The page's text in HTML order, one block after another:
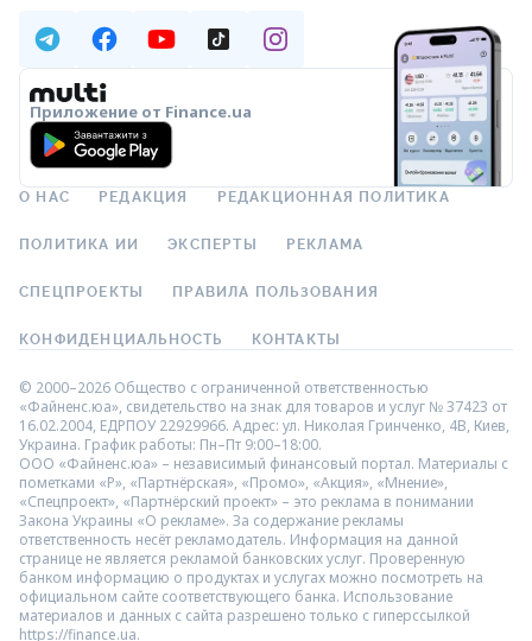
Приложение от Finance.ua
О НАС РЕДАКЦИЯ РЕДАКЦИОННАЯ ПОЛИТИКА
ПОЛИТИКА ИИ ЭКСПЕРТЫ РЕКЛАМА
СПЕЦПРОЕКТЫ ПРАВИЛА ПОЛЬЗОВАНИЯ
КОНФИДЕНЦИАЛЬНОСТЬ КОНТАКТЫ
© 2000–2026 Общество с ограниченной ответственностью
«Файненс.юа», свидетельство на знак для товаров и услуг № 37423 от
16.02.2004, ЕДРПОУ 22929966. Адрес: ул. Николая Гринченко, 4В, Киев,
Украина. График работы: Пн–Пт 9:00–18:00.
ООО «Файненс.юа» – независимый финансовый портал. Материалы с
пометками «Р», «Партнёрская», «Промо», «Акция», «Мнение»,
«Спецпроект», «Партнёрский проект» – это реклама в понимании
Закона Украины «О рекламе». За содержание рекламы
ответственность несёт рекламодатель. Информация на данной
странице не является рекламой банковских услуг. Проверенную
банком информацию о продуктах и услугах можно посмотреть на
официальном сайте соответствующего банка. Использование
материалов и данных с сайта разрешено только с гиперссылкой
https://finance.ua.